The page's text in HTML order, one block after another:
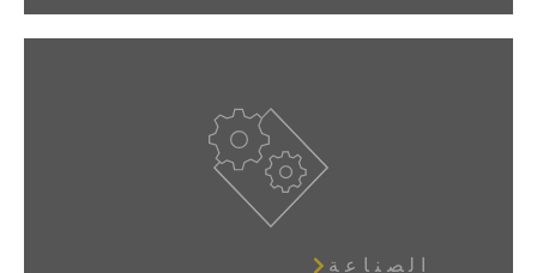
الصناعة